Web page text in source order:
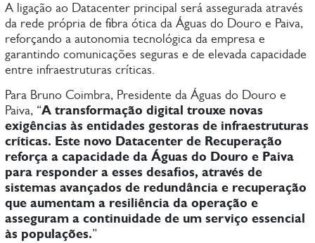
A ligação ao Datacenter principal será assegurada através
da rede própria de fibra ótica da Águas do Douro e Paiva,
reforçando a autonomia tecnológica da empresa e
garantindo comunicações seguras e de elevada capacidade
entre infraestruturas críticas.
Para Bruno Coimbra, Presidente da Águas do Douro e
Paiva, “A transformação digital trouxe novas
exigências às entidades gestoras de infraestruturas
críticas. Este novo Datacenter de Recuperação
reforça a capacidade da Águas do Douro e Paiva
para responder a esses desafios, através de
sistemas avançados de redundância e recuperação
que aumentam a resiliência da operação e
asseguram a continuidade de um serviço essencial
às populações.”